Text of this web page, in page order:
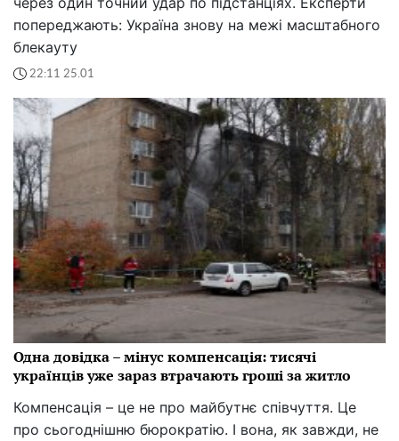
попереджають: Україна знову на межі масштабного
блекауту
22:11 25.01
Одна довідка – мінус компенсація: тисячі
українців уже зараз втрачають гроші за житло
Компенсація – це не про майбутнє співчуття. Це
про сьогоднішню бюрократію. І вона, як завжди, не